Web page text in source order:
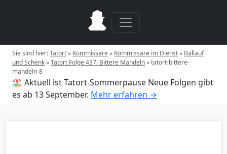
Sie sind hier:Tatort» Kommissare» Kommissare im Dienst» Ballauf
und Schenk»Tatort Folge 437: Bittere Mandeln»tatort-bittere-
mandeln-8
🏖️ Aktuell ist Tatort-Sommerpause Neue Folgen gibt
es ab 13 September. Mehr erfahren →